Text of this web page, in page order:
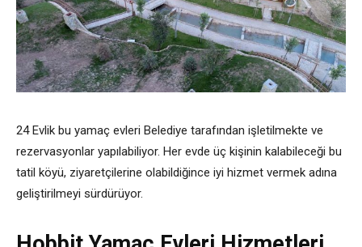
24 Evlik bu yamaç evleri Belediye tarafından işletilmekte ve
rezervasyonlar yapılabiliyor. Her evde üç kişinin kalabileceği bu
tatil köyü, ziyaretçilerine olabildiğince iyi hizmet vermek adına
geliştirilmeyi sürdürüyor.